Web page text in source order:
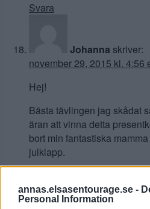
annas.elsasentourage.se -
Personal Information
Svara
Johanna skriver:
november 29, 2015 kl. 4:56
Hej!
Bästa tävlingen jag skådat
äran att vinna detta
bort min fantastiska
julklapp.